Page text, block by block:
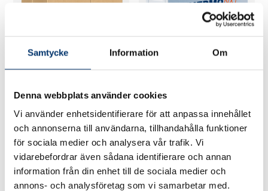
Samtycke Information Om
Denna webbplats använder cookies
Vi använder enhetsidentifierare för att anpassa innehållet
och annonserna till användarna, tillhandahålla funktioner
för sociala medier och analysera vår trafik. Vi
vidarebefordrar även sådana identifierare och annan
information från din enhet till de sociala medier och
annons- och analysföretag som vi samarbetar med.
Vårt poolpaket innehåller allt
igång med ditt poolbygge.
Snabb leverans över hela
Sverige.
Poolgigantens
Thermoblock NXT® är
uppgraderade på en rad
punkter jämfört med tidigare
vår presentationsfilm så ser
du vad vi menar.